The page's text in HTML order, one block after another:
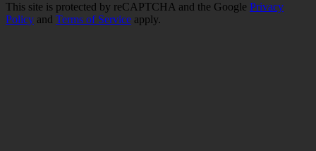
This site is protected by reCAPTCHA and the Google Privacy
Policy and Terms of Service apply.